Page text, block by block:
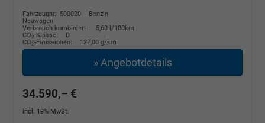
Fahrzeugnr.: 500020
Benzin
Neuwagen
Verbrauch kombiniert:
5,60 l/100km
CO2-Klasse:
D
CO2-Emissionen: 127,00 g/km
» Angebotdetails
34.590,– €
incl. 19% MwSt.